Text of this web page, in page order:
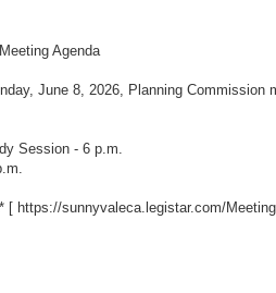
Agenda
June 8, 2026, Planning Commission
Session - 6 p.m.
[ https://sunnyvaleca.legistar.com/